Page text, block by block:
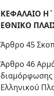
ΚΕΦΑΛΑΙΟ Η΄
ΕΘΝΙΚΟ
Άρθρο 45
Άρθρο 46
διαμόρφωσης
Ελληνικού